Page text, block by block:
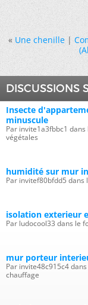
« Une chenille|
DISCUSSIONS
Insecte
minuscule
Par invite1a3fbbc1
végétales
humidité sur mur
Par invitef80bfdd5
isolation exterieur
Par ludocool33 dans le
mur porteur
Par invite48c915c4
chauffage